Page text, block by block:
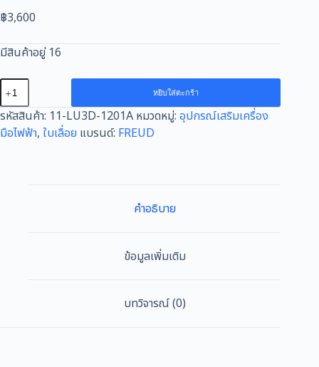
฿3,600
มีสินค้าอยู่ 16
จำนวน
FREUD
SAWBLADE
FOR
300x3.2x30x72
หยิบใส่ตะกร้า
รหัสสินค้า: 11-LU3D-1201A หมวดหมู่: อุปกรณ์เสริมเครื่อง
มือไฟฟ้า, ใบเลื่อย แบรนด์: FREUD
คำอธิบาย
ข้อมูลเพิ่มเติม
บทวิจารณ์ (0)